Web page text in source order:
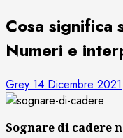
Cosa significa
Numeri e
Grey 14 Dicembre 2021
Sognare di cadere